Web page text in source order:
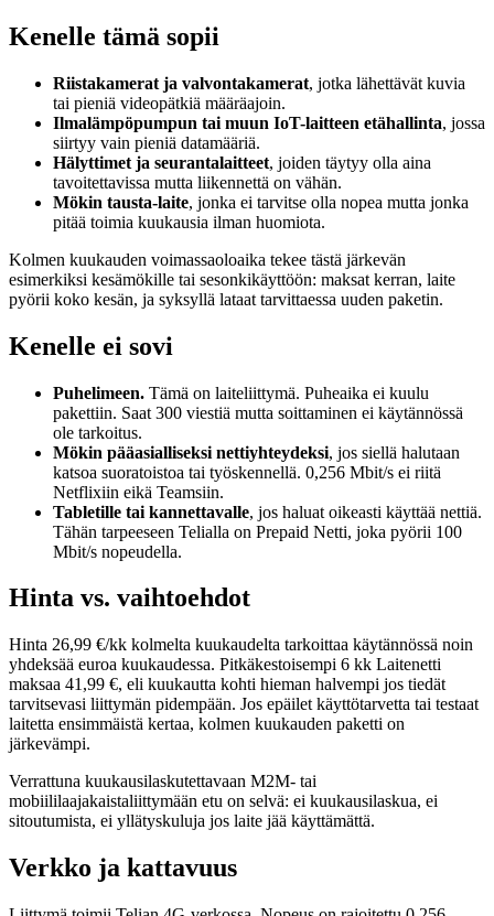
Kenelle tämä sopii
Riistakamerat ja valvontakamerat, jotka lähettävät kuvia
tai pieniä videopätkiä määräajoin.
Ilmalämpöpumpun tai muun IoT-laitteen etähallinta, jossa
siirtyy vain pieniä datamääriä.
Hälyttimet ja seurantalaitteet, joiden täytyy olla aina
tavoitettavissa mutta liikennettä on vähän.
Mökin tausta-laite, jonka ei tarvitse olla nopea mutta jonka
pitää toimia kuukausia ilman huomiota.
Kolmen kuukauden voimassaoloaika tekee tästä järkevän
esimerkiksi kesämökille tai sesonkikäyttöön: maksat kerran, laite
pyörii koko kesän, ja syksyllä lataat tarvittaessa uuden paketin.
Kenelle ei sovi
Puhelimeen. Tämä on laiteliittymä. Puheaika ei kuulu
pakettiin. Saat 300 viestiä mutta soittaminen ei käytännössä
ole tarkoitus.
Mökin pääasialliseksi nettiyhteydeksi, jos siellä halutaan
katsoa suoratoistoa tai työskennellä. 0,256 Mbit/s ei riitä
Netflixiin eikä Teamsiin.
Tabletille tai kannettavalle, jos haluat oikeasti käyttää nettiä.
Tähän tarpeeseen Telialla on Prepaid Netti, joka pyörii 100
Mbit/s nopeudella.
Hinta vs. vaihtoehdot
Hinta 26,99 €/kk kolmelta kuukaudelta tarkoittaa käytännössä noin
yhdeksää euroa kuukaudessa. Pitkäkestoisempi 6 kk Laitenetti
maksaa 41,99 €, eli kuukautta kohti hieman halvempi jos tiedät
tarvitsevasi liittymän pidempään. Jos epäilet käyttötarvetta tai testaat
laitetta ensimmäistä kertaa, kolmen kuukauden paketti on
järkevämpi.
Verrattuna kuukausilaskutettavaan M2M- tai
mobiililaajakaistaliittymään etu on selvä: ei kuukausilaskua, ei
sitoutumista, ei yllätyskuluja jos laite jää käyttämättä.
Verkko ja kattavuus